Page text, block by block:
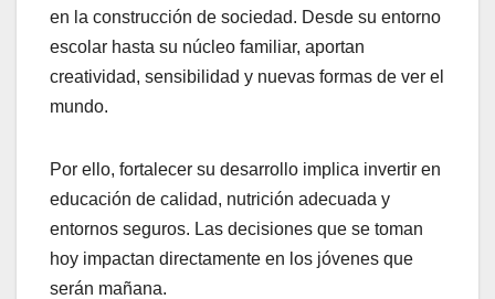
en la construcción de sociedad. Desde su entorno
escolar hasta su núcleo familiar, aportan
creatividad, sensibilidad y nuevas formas de ver el
mundo.
Por ello, fortalecer su desarrollo implica invertir en
educación de calidad, nutrición adecuada y
entornos seguros. Las decisiones que se toman
hoy impactan directamente en los jóvenes que
serán mañana.